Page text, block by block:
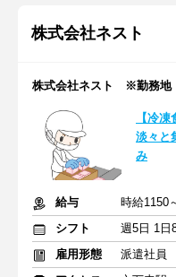
株式会社ネスト
株式会社ネスト ※勤務地
【冷
淡々と
み
給与
時給1150
シフト
週5日 1日
雇用形態
派遣社員